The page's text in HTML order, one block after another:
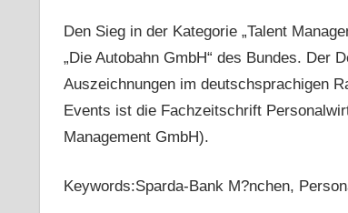
Den Sieg in der Kategorie „Talent
„Die Autobahn GmbH“ des Bundes. Der
Auszeichnungen im deutschsprachigen
Events ist die Fachzeitschrift
Management GmbH).
Keywords:Sparda-Bank M?nchen,